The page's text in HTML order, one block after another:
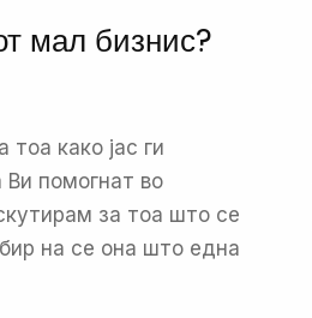
мал бизнис?
како јас ги
помогнат во
за тоа што се
на се она што една